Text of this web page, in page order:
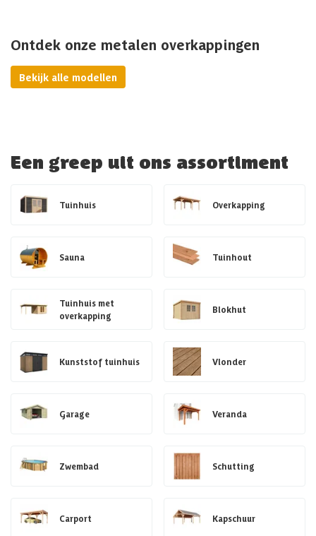
Ontdek onze metalen overkappingen
Bekijk alle modellen
Een greep uit ons assortiment
Tuinhuis Overkapping
Sauna Tuinhout
Tuinhuis met
overkapping
Blokhut
Kunststof tuinhuis Vlonder
Garage Veranda
Zwembad Schutting
Carport Kapschuur